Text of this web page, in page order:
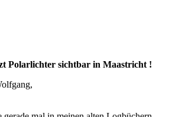
Polarlichter sichtbar in Maastricht !